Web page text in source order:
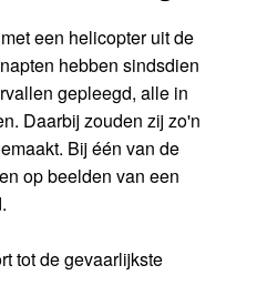
een helicopter uit de
hebben sindsdien
gepleegd, alle in
Daarbij zouden zij zo'n
Bij één van de
op beelden van een
tot de gevaarlijkste